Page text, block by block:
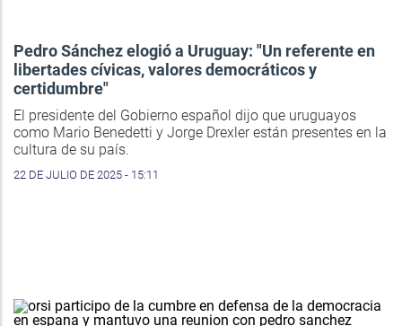
Pedro Sánchez elogió a Uruguay: "Un referente en
libertades cívicas, valores democráticos y
certidumbre"
El presidente del Gobierno español dijo que uruguayos
como Mario Benedetti y Jorge Drexler están presentes en la
cultura de su país.
22 DE JULIO DE 2025 - 15:11